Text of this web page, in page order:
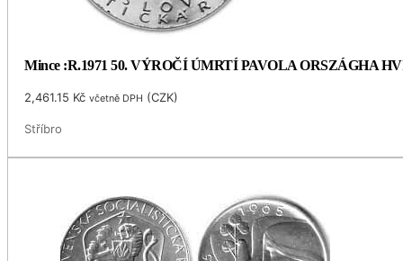
Mince :R.1971 50. VÝROČÍ ÚMRTÍ PAVOLA ORSZÁGHA
2,461.15 Kč včetně DPH (CZK)
Stříbro